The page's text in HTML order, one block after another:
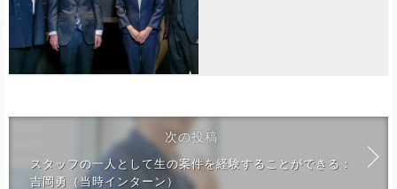
次の投稿
スタッフの一人として生の案件を経験することができる：
吉岡勇（当時インターン）